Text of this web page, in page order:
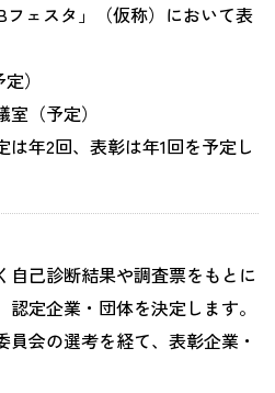
ェスタ」（仮称）において表
）
（予定）
は年2回、表彰は年1回を予定し
自己診断結果や調査票をもとに
定企業・団体を決定します。
会の選考を経て、表彰企業・